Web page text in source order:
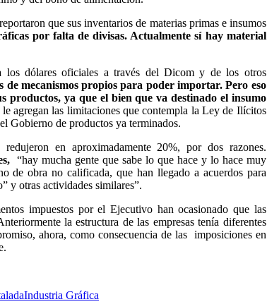
que sus inventarios de materias primas e insumos
por falta de divisas. Actualmente sí hay material
dólares oficiales a través del Dicom y de los otros
mecanismos propios para poder importar. Pero eso
productos, ya que el bien que va destinado el insumo
le agregan las limitaciones que contempla la Ley de Ilícitos
Gobierno de productos ya terminados.
en aproximadamente 20%, por dos razones.
“hay mucha gente que sabe lo que hace y lo hace muy
de obra no calificada, que han llegado a acuerdos para
y otras actividades similares”.
impuestos por el Ejecutivo han ocasionado que las
la estructura de las empresas tenía diferentes
ahora, como consecuencia de las imposiciones en
Industria Gráfica